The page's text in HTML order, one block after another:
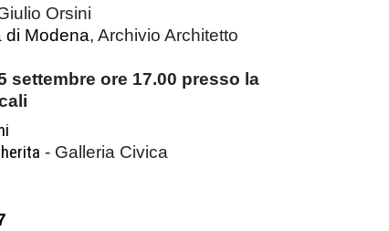
Orsini
di Modena, Archivio Architetto
settembre ore 17.00 presso la
- Galleria Civica